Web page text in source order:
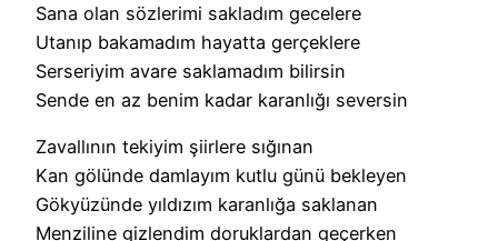
Sana olan sözlerimi sakladım gecelere
Utanıp bakamadım hayatta gerçeklere
Serseriyim avare saklamadım bilirsin
Sende en az benim kadar karanlığı seversin
Zavallının tekiyim şiirlere sığınan
Kan gölünde damlayım kutlu günü bekleyen
Gökyüzünde yıldızım karanlığa saklanan
Menziline gizlendim doruklardan geçerken